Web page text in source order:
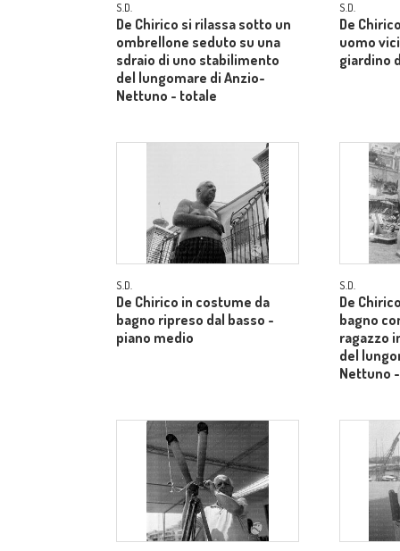
S.D.
De Chirico si rilassa sotto un
ombrellone seduto su una
sdraio di uno stabilimento
del lungomare di Anzio-
Nettuno - totale
S.D.
De
uomo
giardino
S.D.
De Chirico in costume da
bagno ripreso dal basso -
piano medio
S.D.
De
bagno
ragazzo
del
Nettuno